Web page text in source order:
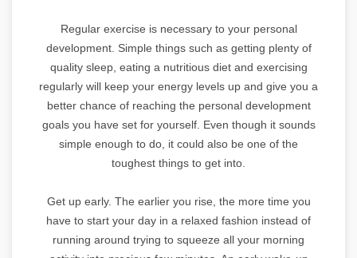
Regular exercise is necessary to your personal
development. Simple things such as getting plenty of
quality sleep, eating a nutritious diet and exercising
regularly will keep your energy levels up and give you a
better chance of reaching the personal development
goals you have set for yourself. Even though it sounds
simple enough to do, it could also be one of the
toughest things to get into.
Get up early. The earlier you rise, the more time you
have to start your day in a relaxed fashion instead of
running around trying to squeeze all your morning